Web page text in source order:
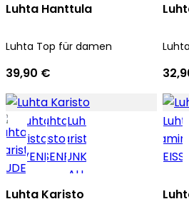
Luhta Hanttula
Luhta Top für damen
39,90 €
Luhta Karisto